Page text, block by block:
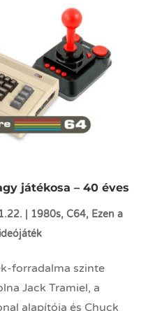
játékosa – 40 éves
1980s, C64, Ezen a
forradalma szinte
Jack Tramiel, a
alapítója és Chuck